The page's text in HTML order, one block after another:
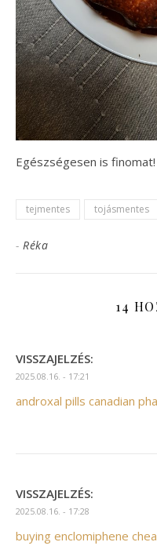
Egészségesen is finomat!
tejmentes tojásmentes
- Réka
14
VISSZAJELZÉS:
2025.08.16. - 17:21
androxal pills canadian
VISSZAJELZÉS:
2025.08.16. - 17:28
buying enclomiphene